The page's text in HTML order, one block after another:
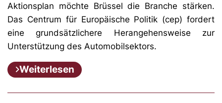
Aktionsplan möchte Brüssel die Branche stärken.
Das Centrum für Europäische Politik (cep) fordert
eine grundsätzlichere Herangehensweise zur
Unterstützung des Automobilsektors.
Weiterlesen